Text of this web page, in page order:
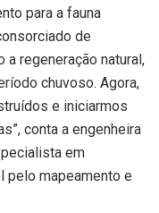
para a fauna
de
regeneração natural,
chuvoso. Agora,
e iniciarmos
conta a engenheira
em
pelo mapeamento e